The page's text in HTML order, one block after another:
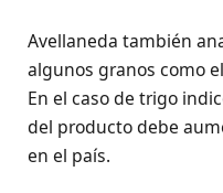
Avellaneda también
algunos granos como
En el caso de trigo
del producto debe
en el país.